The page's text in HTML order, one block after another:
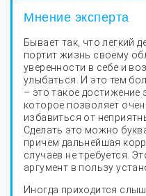
Мнение эксперта
Бывает так, что легкий
портит жизнь своему
уверенности в себе и
улыбаться. И это тем
– это такое достижение
которое позволяет
избавиться от
Сделать это можно
причем дальнейшая
случаев не требуется.
аргумент в пользу
Иногда приходится